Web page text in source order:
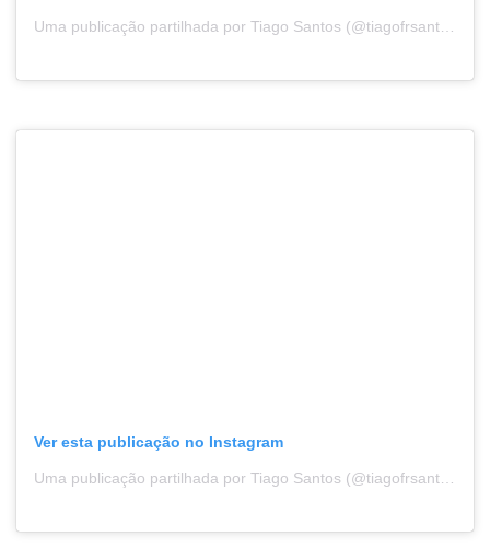
Ver esta publicação no Instagram
Uma publicação partilhada por Tiago Santos (@tiagofrsantos)